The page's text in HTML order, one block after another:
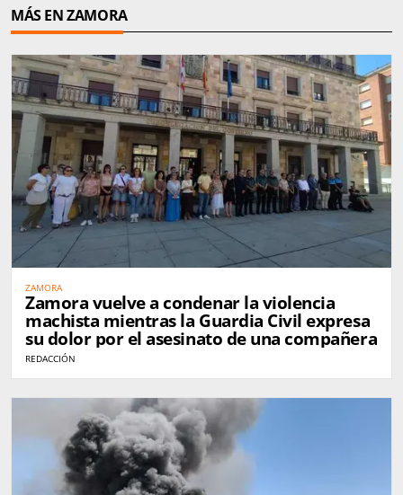
MÁS EN ZAMORA
ZAMORA
Zamora vuelve a condenar la violencia
machista mientras la Guardia Civil expresa
su dolor por el asesinato de una compañera
REDACCIÓN